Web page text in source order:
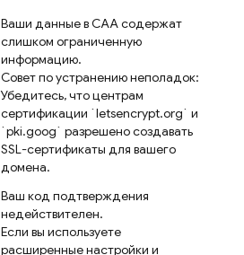
Ваши данные в CAA содержат
слишком ограниченную
информацию.
Совет по устранению неполадок:
Убедитесь, что центрам
сертификации `letsencrypt.org` и
`pki.goog` разрешено создавать
SSL-сертификаты для вашего
домена.
Ваш код подтверждения
недействителен.
Если вы используете
расширенные настройки и